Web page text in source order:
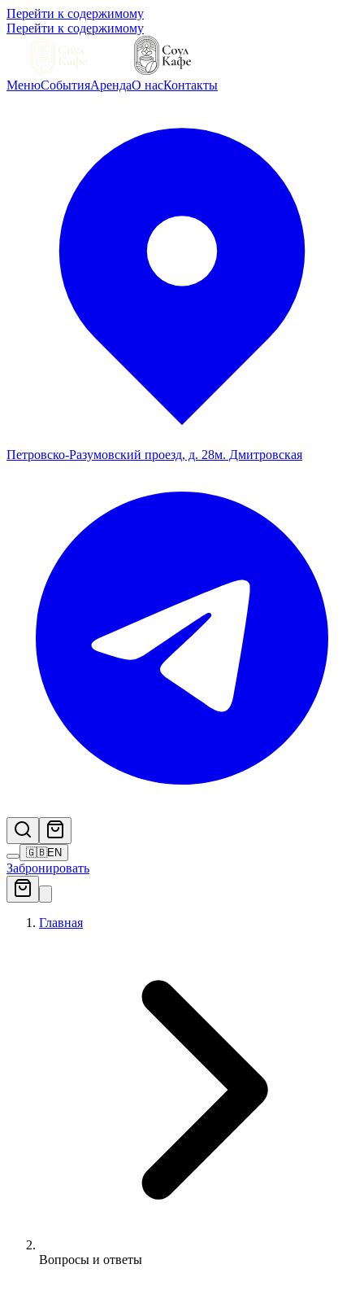
Перейти к содержимому
Перейти к содержимому
МенюСобытияАрендаО насКонтакты
Петровско-Разумовский проезд, д. 28м. Дмитровская
🇬🇧EN
Забронировать
Главная
Вопросы и ответы